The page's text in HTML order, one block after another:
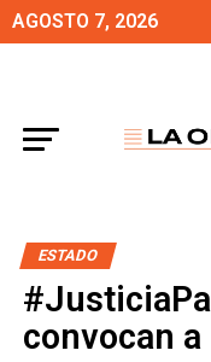
AGOSTO 7, 2026
ESTADO
convocan